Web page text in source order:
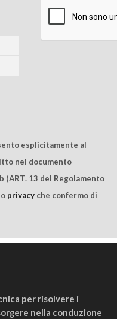
esplicitamente al
nel documento
13 del Regolamento
privacy che confermo di
per risolvere i
nella conduzione